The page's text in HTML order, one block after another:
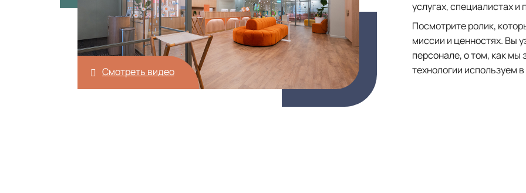
Смотреть видео
услугах, специалистах и
Посмотрите ролик,
миссии и ценностях. Вы
персонале, о том, как мы
технологии используем